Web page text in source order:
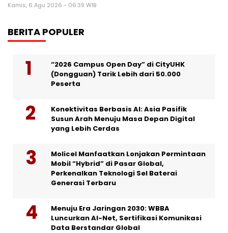
Kamis, 6 Agu 2026 - 06:39 WIB
BERITA POPULER
“2026 Campus Open Day” di CityUHK
(Dongguan) Tarik Lebih dari 50.000
Peserta
Konektivitas Berbasis AI: Asia Pasifik
Susun Arah Menuju Masa Depan Digital
yang Lebih Cerdas
Molicel Manfaatkan Lonjakan Permintaan
Mobil “Hybrid” di Pasar Global,
Perkenalkan Teknologi Sel Baterai
Generasi Terbaru
Menuju Era Jaringan 2030: WBBA
Luncurkan AI-Net, Sertifikasi Komunikasi
Data Berstandar Global